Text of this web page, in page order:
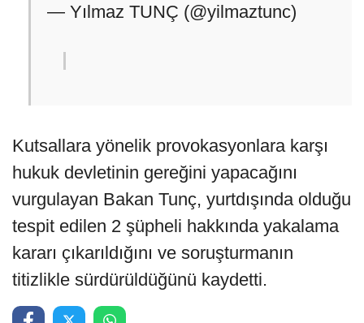
— Yılmaz TUNÇ (@yilmaztunc)
Kutsallara yönelik provokasyonlara karşı
hukuk devletinin gereğini yapacağını
vurgulayan Bakan Tunç, yurtdışında olduğu
tespit edilen 2 şüpheli hakkında yakalama
kararı çıkarıldığını ve soruşturmanın
titizlikle sürdürüldüğünü kaydetti.